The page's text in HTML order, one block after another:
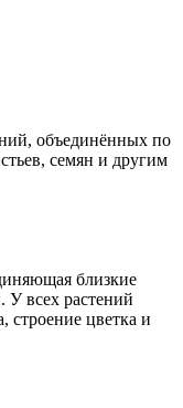
объединённых по
семян и другим
близкие
всех растений
строение цветка и